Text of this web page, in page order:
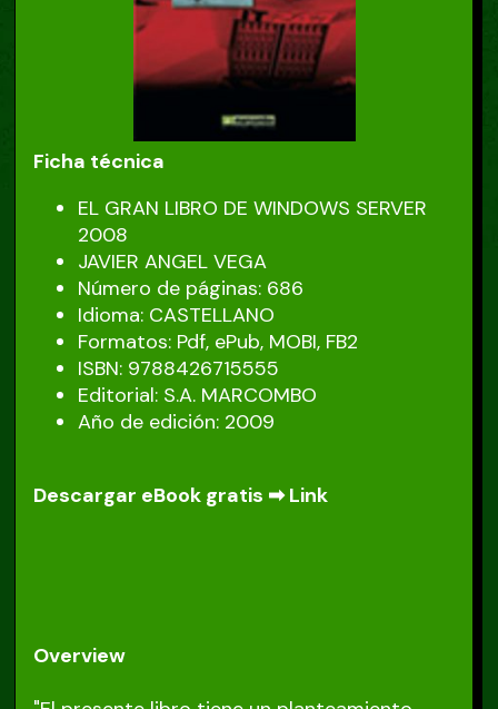
Ficha técnica
EL GRAN LIBRO DE WINDOWS SERVER
2008
JAVIER ANGEL VEGA
Número de páginas: 686
Idioma: CASTELLANO
Formatos: Pdf, ePub, MOBI, FB2
ISBN: 9788426715555
Editorial: S.A. MARCOMBO
Año de edición: 2009
Descargar eBook gratis ➡Link
Overview